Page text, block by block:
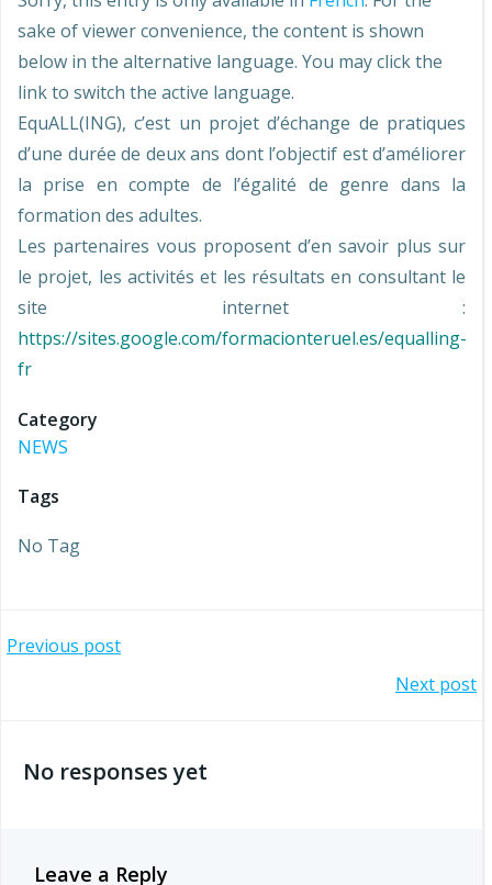
sake of viewer convenience, the content is shown
below in the alternative language. You may click the
link to switch the active language.
EquALL(ING), c’est un projet d’échange de pratiques
d’une durée de deux ans dont l’objectif est d’améliorer
la prise en compte de l’égalité de genre dans la
formation des adultes.
Les partenaires vous proposent d’en savoir plus sur
le projet, les activités et les résultats en consultant le
site internet :
https://sites.google.com/formacionteruel.es/equalling-
fr
Category
NEWS
Tags
No Tag
Post
Previous post
navigation
Next post
No responses yet
Leave a Reply